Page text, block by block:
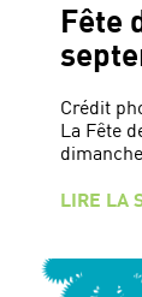
Fête
Crédit
La Fête
dimanche
LIRE LA